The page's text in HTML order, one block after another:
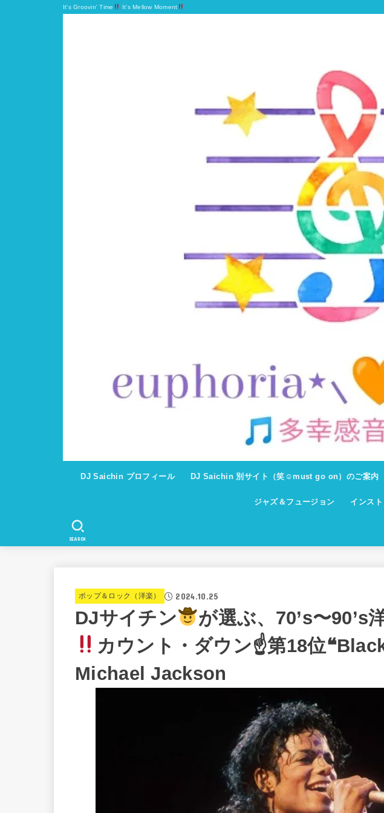
It's Groovin' Time It's Mellow Moment
DJ Saichin プロフィール DJ Saichin 別サイト（笑☺must go on）のご案内
ジャズ＆フュージョン インス
SEARCH
ポップ＆ロック（洋楽） 2024.10.25
DJサイチン が選ぶ、70’s〜90’s
カウント・ダウン☝第18位
Michael Jackson